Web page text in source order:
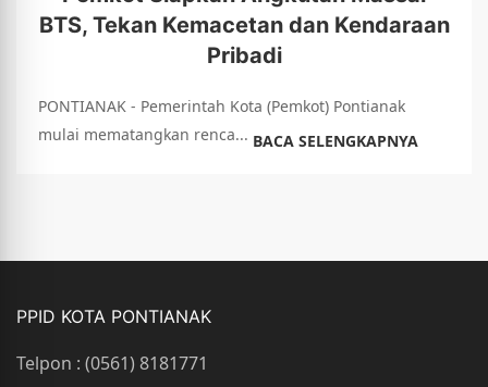
BTS, Tekan Kemacetan dan Kendaraan
Pribadi
PONTIANAK - Pemerintah Kota (Pemkot) Pontianak
PPID KOTA PONTIANAK
Telpon : (0561) 8181771